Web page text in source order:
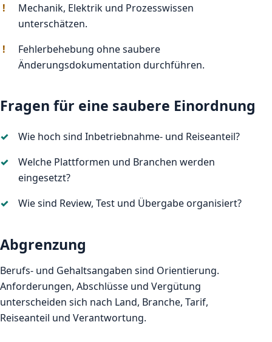
Mechanik, Elektrik und Prozesswissen
unterschätzen.
Fehlerbehebung ohne saubere
Änderungsdokumentation durchführen.
Fragen für eine saubere Einordnung
Wie hoch sind Inbetriebnahme- und Reiseanteil?
Welche Plattformen und Branchen werden
eingesetzt?
Wie sind Review, Test und Übergabe organisiert?
Abgrenzung
Berufs- und Gehaltsangaben sind Orientierung.
Anforderungen, Abschlüsse und Vergütung
unterscheiden sich nach Land, Branche, Tarif,
Reiseanteil und Verantwortung.